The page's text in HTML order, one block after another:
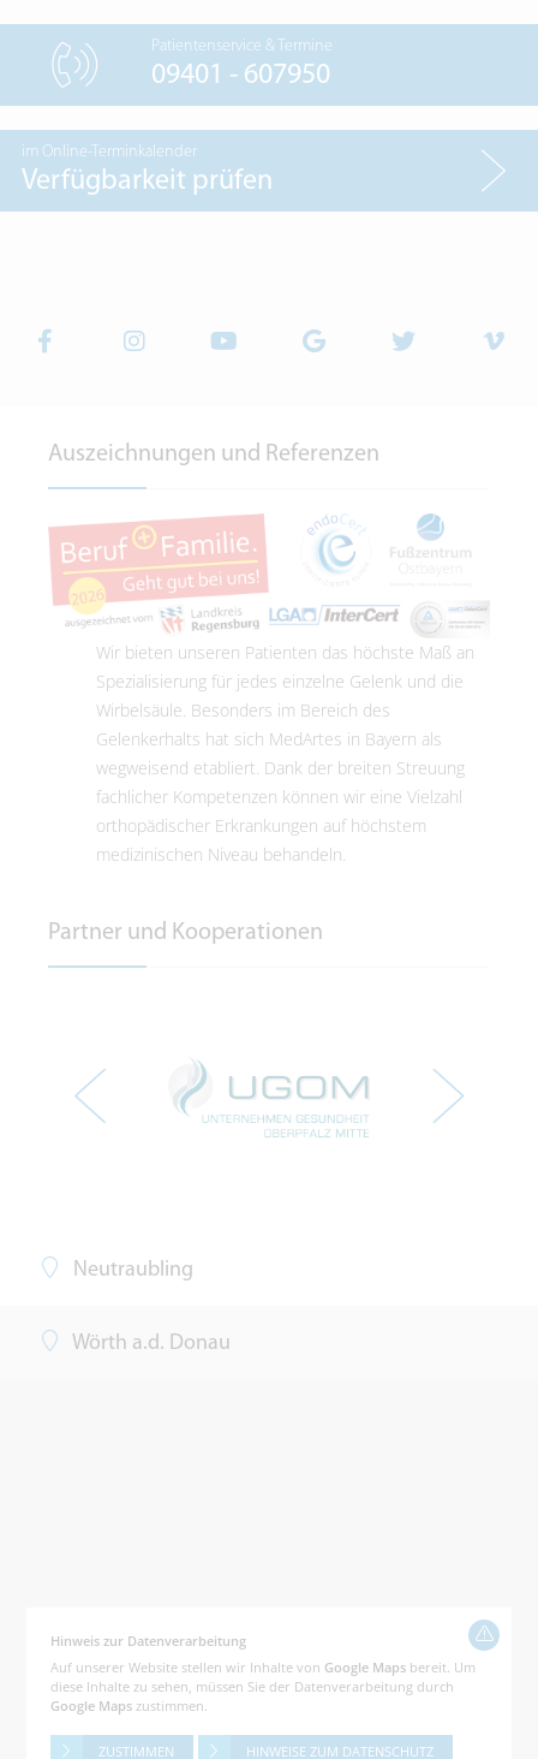
Patientenservice & Termine
09401 - 607950
im Online-Terminkalender
Verfügbarkeit prüfen
Auszeichnungen und Referenzen
Wir bieten unseren Patienten das höchste Maß an
Spezialisierung für jedes einzelne Gelenk und die
Wirbelsäule. Besonders im Bereich des
Gelenkerhalts hat sich MedArtes in Bayern als
wegweisend etabliert. Dank der breiten Streuung
fachlicher Kompetenzen können wir eine Vielzahl
orthopädischer Erkrankungen auf höchstem
medizinischen Niveau behandeln.
Partner und Kooperationen
Neutraubling
Wörth a.d. Donau
Hinweis zur Datenverarbeitung
Auf unserer Website stellen wir Inhalte von Google Maps bereit. Um
diese Inhalte zu sehen, müssen Sie der Datenverarbeitung durch
Google Maps zustimmen.
ZUSTIMMEN HINWEISE ZUM DATENSCHUTZ